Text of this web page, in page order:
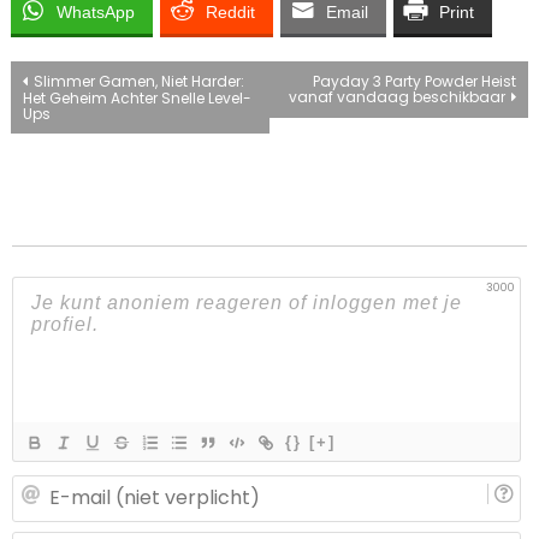
WhatsApp Reddit Email Print
Bericht
navigatie
Slimmer Gamen, Niet Harder:
Het Geheim Achter Snelle Level-
Ups
Payday 3 Party Powder Heist
vanaf vandaag beschikbaar
3000
{} [+]